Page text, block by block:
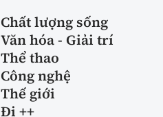
Chất lượng sống
Văn hóa - Giải trí
Thể thao
Công nghệ
Thế giới
Đi ++